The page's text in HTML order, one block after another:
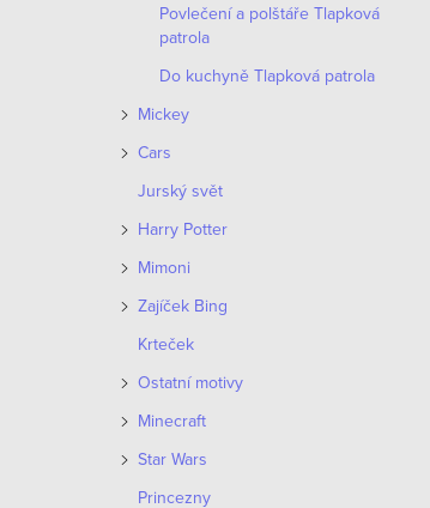
Povlečení a polštáře Tlapková
patrola
Do kuchyně Tlapková patrola
Mickey
Cars
Jurský svět
Harry Potter
Mimoni
Zajíček Bing
Krteček
Ostatní motivy
Minecraft
Star Wars
Princezny